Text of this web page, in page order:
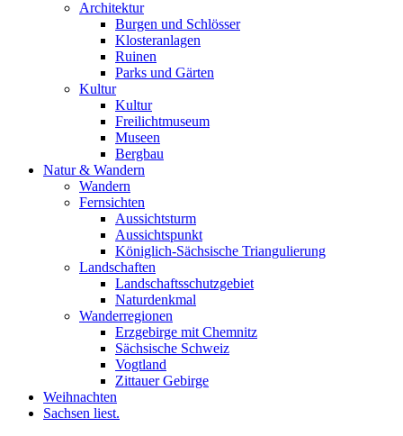
Architektur
Burgen und Schlösser
Klosteranlagen
Ruinen
Parks und Gärten
Kultur
Kultur
Freilichtmuseum
Museen
Bergbau
Natur & Wandern
Wandern
Fernsichten
Aussichtsturm
Aussichtspunkt
Königlich-Sächsische Triangulierung
Landschaften
Landschaftsschutzgebiet
Naturdenkmal
Wanderregionen
Erzgebirge mit Chemnitz
Sächsische Schweiz
Vogtland
Zittauer Gebirge
Weihnachten
Sachsen liest.